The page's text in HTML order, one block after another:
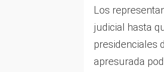
Los
judicial hasta
presidenciales
apresurada